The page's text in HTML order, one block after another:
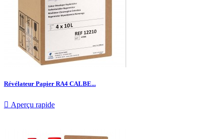
Révélateur Papier RA4 CALBE...
 Aperçu rapide